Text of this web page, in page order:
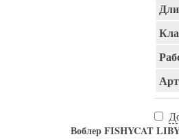
Воблер FISHYCAT